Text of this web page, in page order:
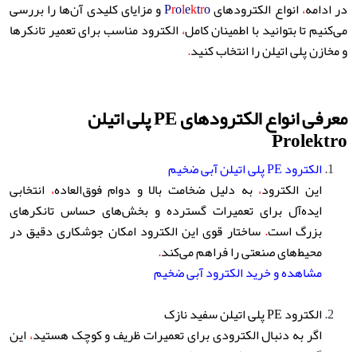
در ادامه،انواع الکترودهای Prolektro
و مزایای کلیدی آن‌ها را بررسی
می‌کنیم تا بتوانید با اطمینان کامل،الکترود مناسب برای تعمیر تانکرها
و مخازن پلی اتیلن را انتخاب کنید.
معرفی انواع الکترودهای پلی اتیلن
Prolektro
الکترود PE پلی اتیلن آبی ضخیم
این الکترود، به دلیل ضخامت بالا و دوام فوق‌العاده، انتخابی
ایده‌آل برای تعمیرات گسترده و بخش‌های حساس تانکرهای
بزرگ است.ساختار قوی این الکترود امکان جوشکاری دقیق در
محیط‌های صنعتی را فراهم می‌کند.
مشاهده و خرید الکترود آبی ضخیم
الکترود PE پلی اتیلن سفید نازک
اگر به دنبال الکترودی برای تعمیرات ظریف و کوچک هستید،این